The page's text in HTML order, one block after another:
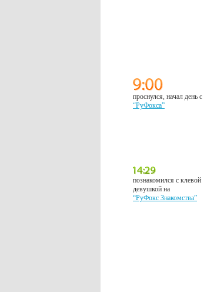
проснулся, начал день с
“РуФокса”
познакомился с клевой
девушкой на
“РуФокс Знакомства”